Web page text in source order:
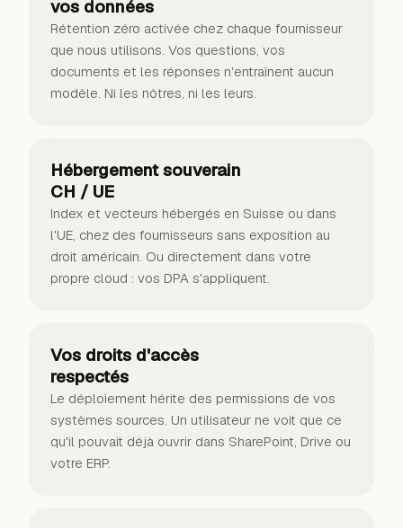
vos données
Rétention zéro activée chez chaque fournisseur
que nous utilisons. Vos questions, vos
documents et les réponses n'entraînent aucun
modèle. Ni les nôtres, ni les leurs.
Hébergement souverain
CH / UE
Index et vecteurs hébergés en Suisse ou dans
l'UE, chez des fournisseurs sans exposition au
droit américain. Ou directement dans votre
propre cloud : vos DPA s'appliquent.
Vos droits d'accès
respectés
Le déploiement hérite des permissions de vos
systèmes sources. Un utilisateur ne voit que ce
qu'il pouvait déjà ouvrir dans SharePoint, Drive ou
votre ERP.